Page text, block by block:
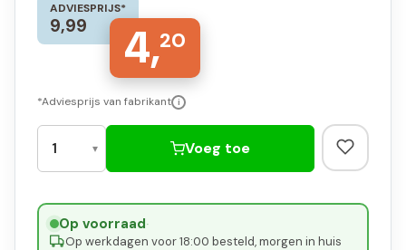
ADVIESPRIJS*
9,99 4,20
*Adviesprijs van fabrikant i
Voeg toe
Op voorraad·
Op werkdagen voor 18:00 besteld, morgen in huis